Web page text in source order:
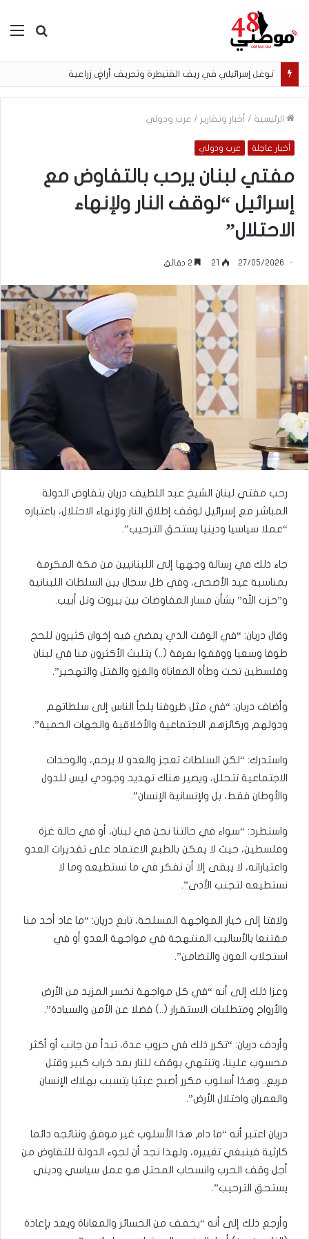
بحث
توغل إسرائيلي في ريف القنيطرة وتجريف أراضٍ زراعية
الرئيسية / أخبار وتقارير / عرب ودولي
أخبار عاجلة عرب ودولي
مفتي لبنان يرحب بالتفاوض مع
إسرائيل “لوقف النار ولإنهاء
الاحتلال”
27/05/2026
21
رحب مفتي لبنان الشيخ عبد اللطيف دريان بتفاوض الدولة
المباشر مع إسرائيل لوقف إطلاق النار ولإنهاء الاحتلال، باعتباره
“عملا سياسيا ودينيا يستحق الترحيب”.
جاء ذلك في رسالة وجهها إلى اللبنانيين من مكة المكرمة
بمناسبة عيد الأضحى، وفي ظل سجال بين السلطات اللبنانية
و”حزب الله” بشأن مسار المفاوضات بين بيروت وتل أبيب.
وقال دريان: “في الوقت الذي يمضي فيه إخوان كثيرون للحج
طوفا وسعيا ووقفوا بعرفة (..) يتلبث الأكثرون منا في لبنان
وفلسطين تحت وطأة المعاناة والغزو والقتل والتهجير”.
وأضاف دريان: “في مثل ظروفنا يلجأ الناس إلى سلطاتهم
ودولهم وركائزهم الاجتماعية والأخلاقية والجهات الحمية”.
واستدرك: “لكن السلطات تعجز والعدو لا يرحم، والوحدات
الاجتماعية تتحلل، ويصير هناك تهديد وجودي ليس للدول
والأوطان فقط، بل ولإنسانية الإنسان”.
واستطرد: “سواء في حالتنا نحن في لبنان، أو في حالة غزة
وفلسطين، حيث لا يمكن بالطبع الاعتماد على تقديرات العدو
واعتباراته، لا يبقى إلا أن نفكر في ما نستطيعه وما لا
نستطيعه لتجنب الأذى”.
ولافتا إلى خيار المواجهة المسلحة، تابع دريان: “ما عاد أحد منا
مقتنعا بالأساليب المنتهجة في مواجهة العدو أو في
استجلاب العون والتضامن”.
وعزا ذلك إلى أنه “في كل مواجهة نخسر المزيد من الأرض
والأرواح ومتطلبات الاستقرار (..) فضلا عن الأمن والسيادة”.
وأردف دريان: “تكرر ذلك في حروب عدة، تبدأ من جانب أو أكثر
محسوب علينا، وتنتهي بوقف للنار بعد خراب كبير وقتل
مريع.. وهذا أسلوب مكرر أصبح عبثيا يتسبب بهلاك الإنسان
والعمران واحتلال الأرض”.
دريان اعتبر أنه “ما دام هذا الأسلوب غير موفق ونتائجه دائما
كارثية فينبغي تغييره، ولهذا نجد أن لجوء الدولة للتفاوض من
أجل وقف الحرب وانسحاب المحتل هو عمل سياسي وديني
يستحق الترحيب”.
وأرجع ذلك إلى أنه “يخفف من الخسائر والمعاناة ويعد بإعادة